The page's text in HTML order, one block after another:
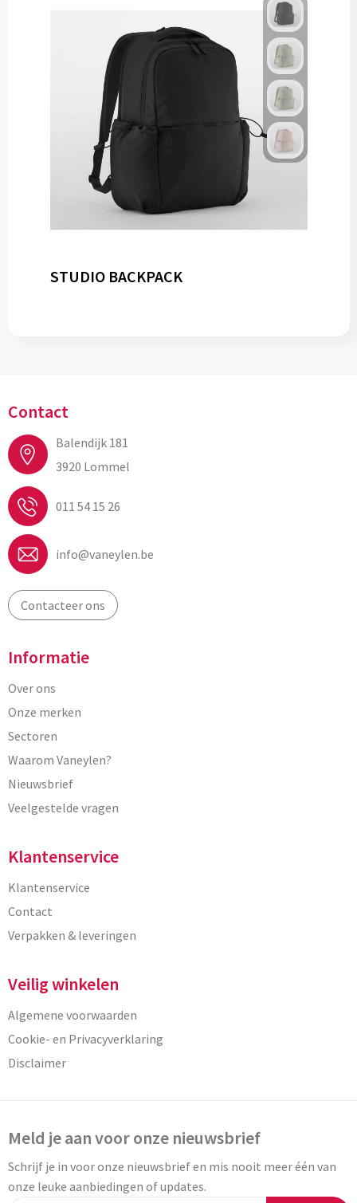
STUDIO BACKPACK
Contact
Balendijk 181
3920 Lommel
011 54 15 26
info@vaneylen.be
Contacteer ons
Informatie
Over ons
Onze merken
Sectoren
Waarom Vaneylen?
Nieuwsbrief
Veelgestelde vragen
Klantenservice
Klantenservice
Contact
Verpakken & leveringen
Veilig winkelen
Algemene voorwaarden
Cookie- en Privacyverklaring
Disclaimer
Meld je aan voor onze nieuwsbrief
Schrijf je in voor onze nieuwsbrief en mis nooit meer één van
onze leuke aanbiedingen of updates.